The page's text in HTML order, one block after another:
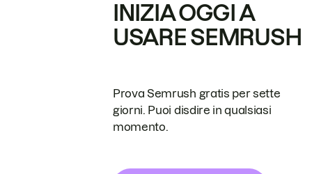
INIZIA OGGI A
USARE SEMRUSH
Prova Semrush gratis per sette
giorni. Puoi disdire in qualsiasi
momento.